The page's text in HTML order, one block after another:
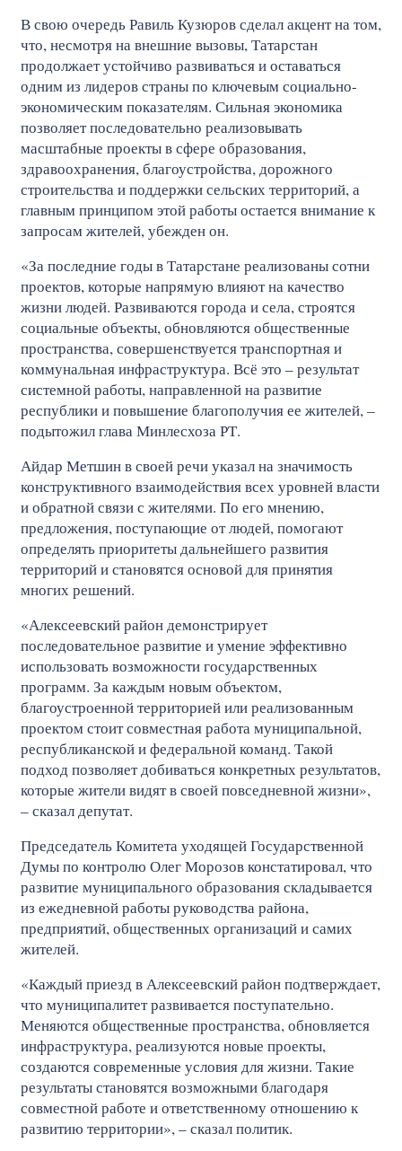
В свою очередь Равиль Кузюров сделал акцент на том,
что, несмотря на внешние вызовы, Татарстан
продолжает устойчиво развиваться и оставаться
одним из лидеров страны по ключевым социально-
экономическим показателям. Сильная экономика
позволяет последовательно реализовывать
масштабные проекты в сфере образования,
здравоохранения, благоустройства, дорожного
строительства и поддержки сельских территорий, а
главным принципом этой работы остается внимание к
запросам жителей, убежден он.
«За последние годы в Татарстане реализованы сотни
проектов, которые напрямую влияют на качество
жизни людей. Развиваются города и села, строятся
социальные объекты, обновляются общественные
пространства, совершенствуется транспортная и
коммунальная инфраструктура. Всё это – результат
системной работы, направленной на развитие
республики и повышение благополучия ее жителей, –
подытожил глава Минлесхоза РТ.
Айдар Метшин в своей речи указал на значимость
конструктивного взаимодействия всех уровней власти
и обратной связи с жителями. По его мнению,
предложения, поступающие от людей, помогают
определять приоритеты дальнейшего развития
территорий и становятся основой для принятия
многих решений.
«Алексеевский район демонстрирует
последовательное развитие и умение эффективно
использовать возможности государственных
программ. За каждым новым объектом,
благоустроенной территорией или реализованным
проектом стоит совместная работа муниципальной,
республиканской и федеральной команд. Такой
подход позволяет добиваться конкретных результатов,
которые жители видят в своей повседневной жизни»,
– сказал депутат.
Председатель Комитета уходящей Государственной
Думы по контролю Олег Морозов констатировал, что
развитие муниципального образования складывается
из ежедневной работы руководства района,
предприятий, общественных организаций и самих
жителей.
«Каждый приезд в Алексеевский район подтверждает,
что муниципалитет развивается поступательно.
Меняются общественные пространства, обновляется
инфраструктура, реализуются новые проекты,
создаются современные условия для жизни. Такие
результаты становятся возможными благодаря
совместной работе и ответственному отношению к
развитию территории», – сказал политик.